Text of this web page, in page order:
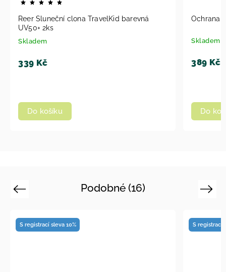
Ochrana sedadla pod autosedačku
Podobné (16)
Previous
S registrací sleva 10%
Next